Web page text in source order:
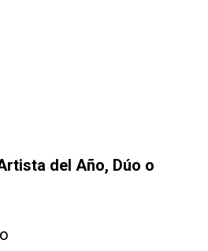
del Año, Dúo o